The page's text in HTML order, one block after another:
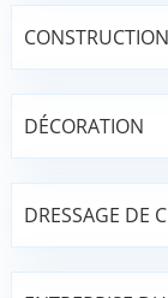
DÉCORATION
DRESSAGE DE